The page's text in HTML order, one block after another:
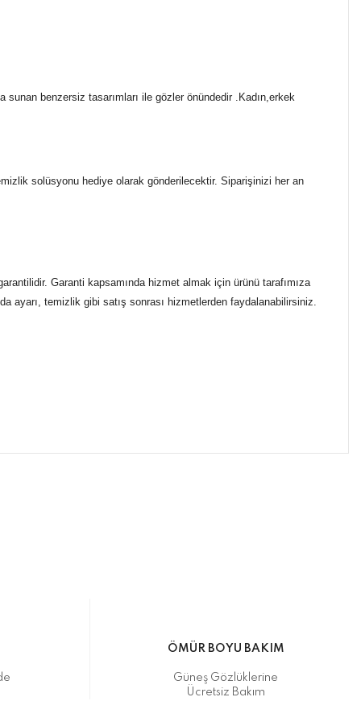
sunan benzersiz tasarımları ile gözler önündedir .Kadın,erkek
solüsyonu hediye olarak gönderilecektir. Siparişinizi her an
Garanti kapsamında hizmet almak için ürünü tarafımıza
ayarı, temizlik gibi satış sonrası hizmetlerden faydalanabilirsiniz.
ÖMÜR BOYU BAKIM
Güneş Gözlüklerine
Ücretsiz Bakım